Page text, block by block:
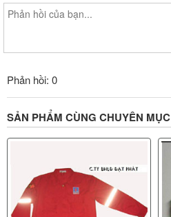
Phản hồi: 0
SẢN PHẨM CÙNG CHUYÊN MỤC